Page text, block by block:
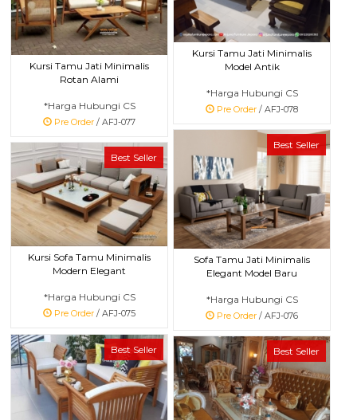
Kursi Tamu Jati Minimalis
Model Antik
*Harga Hubungi CS
Pre Order / AFJ-078
Kursi Tamu Jati Minimalis
Rotan Alami
*Harga Hubungi CS
Pre Order / AFJ-077
Best Seller
Sofa Tamu Jati Minimalis
Elegant Model Baru
*Harga Hubungi CS
Pre Order / AFJ-076
Best Seller
Kursi Sofa Tamu Minimalis
Modern Elegant
*Harga Hubungi CS
Pre Order / AFJ-075
Best Seller Best Seller